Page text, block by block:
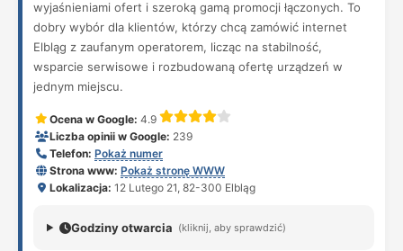
wyjaśnieniami ofert i szeroką gamą promocji łączonych. To
dobry wybór dla klientów, którzy chcą zamówić internet
Elbląg z zaufanym operatorem, licząc na stabilność,
wsparcie serwisowe i rozbudowaną ofertę urządzeń w
jednym miejscu.
Ocena w Google: 4.9
Liczba opinii w Google: 239
Telefon: Pokaż numer
Strona www: Pokaż stronę WWW
Lokalizacja: 12 Lutego 21, 82-300 Elbląg
Godziny otwarcia (kliknij, aby sprawdzić)